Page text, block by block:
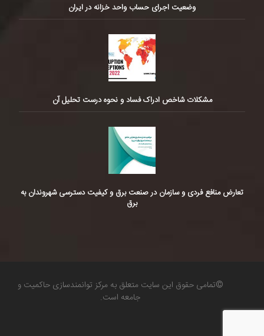
وضعیت اجرای حساب واحد خزانه در ایران
مشکلات شاخص ادراک فساد و نحوه درست تحلیل آن
تعارض منافع فردی و سازمان در صنعت برق و کیفیت دسترسی شهروندان به
برق
©تمامی حقوق این سایت متعلق به مرکز توانمندسازی حاکمیت و
جامعه است.